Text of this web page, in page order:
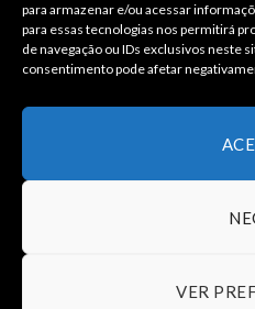
para armazenar e/ou acessar
para essas tecnologias nos permitirá
de navegação ou IDs exclusivos neste
consentimento pode afetar
VER
INFORMAÇÕES LEGAIS